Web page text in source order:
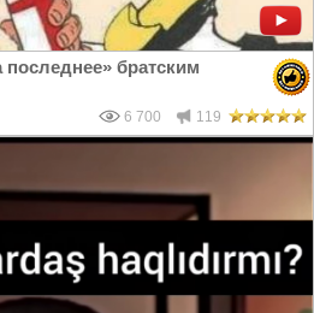
братским
6 700 119